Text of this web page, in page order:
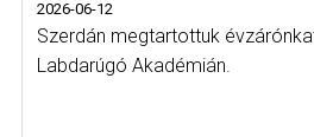
2026-06-12
Szerdán megtartottuk
Labdarúgó Akadémián.